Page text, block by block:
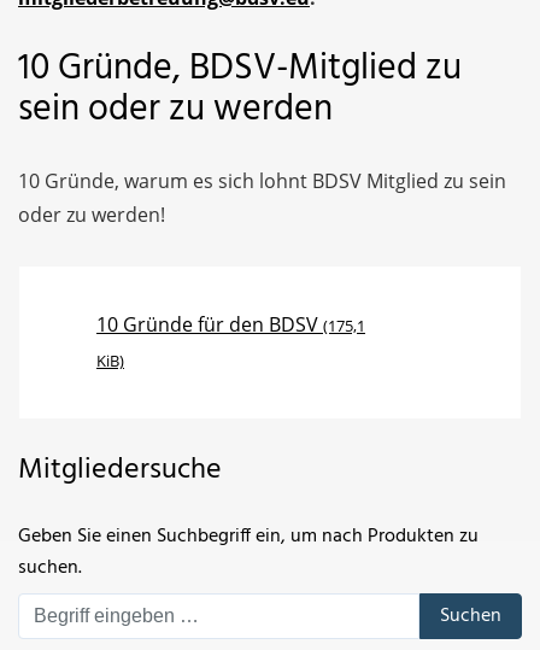
10 Gründe, BDSV-Mitglied zu
sein oder zu werden
10 Gründe, warum es sich lohnt BDSV Mitglied zu sein
oder zu werden!
10 Gründe für den BDSV (175,1
KiB)
Mitgliedersuche
Geben Sie einen Suchbegriff ein, um nach Produkten zu
suchen.
Suchen